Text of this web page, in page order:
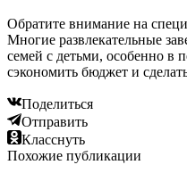
Обратите внимание на
Многие развлекательные
семей с детьми, особенно в
сэкономить бюджет и
Поделиться
Отправить
Класснуть
Похожие публикации